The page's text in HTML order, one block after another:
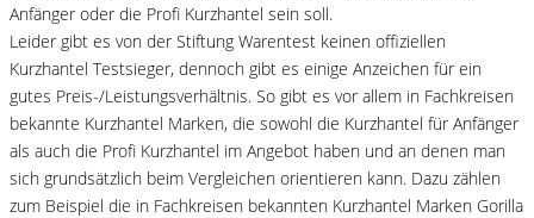
Anfänger oder die Profi Kurzhantel sein soll.
Leider gibt es von der Stiftung Warentest keinen offiziellen
Kurzhantel Testsieger, dennoch gibt es einige Anzeichen für ein
gutes Preis-/Leistungsverhältnis. So gibt es vor allem in Fachkreisen
bekannte Kurzhantel Marken, die sowohl die Kurzhantel für Anfänger
als auch die Profi Kurzhantel im Angebot haben und an denen man
sich grundsätzlich beim Vergleichen orientieren kann. Dazu zählen
zum Beispiel die in Fachkreisen bekannten Kurzhantel Marken Gorilla